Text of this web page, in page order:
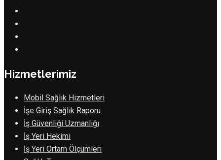
Hizmetlerimiz
Mobil Sağlık Hizmetleri
İşe Giriş Sağlık Raporu
İş Güvenliği Uzmanlığı
İş Yeri Hekimi
İş Yeri Ortam Ölçümleri